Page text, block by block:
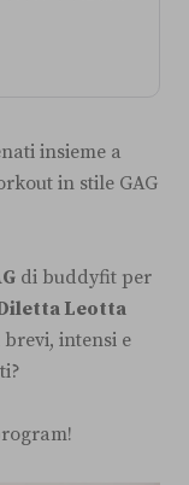
insieme a
in stile GAG
di buddyfit per
Leotta
intensi e